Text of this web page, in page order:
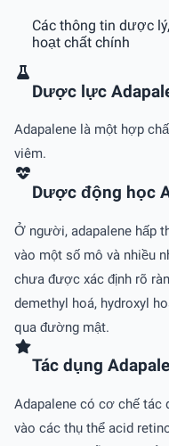
Các thông tin dược
hoạt chất chính
Dược lực
Adapalene là một hợp
viêm.
Dược động học
Ở người, adapalene hấp
vào một số mô và nhiều
chưa được xác định rõ
demethyl hoá, hydroxyl
qua đường mật.
Tác dụng
Adapalene có cơ chế tác
vào các thụ thể acid